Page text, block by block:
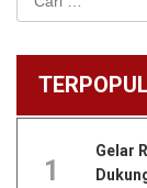
1
Gelar